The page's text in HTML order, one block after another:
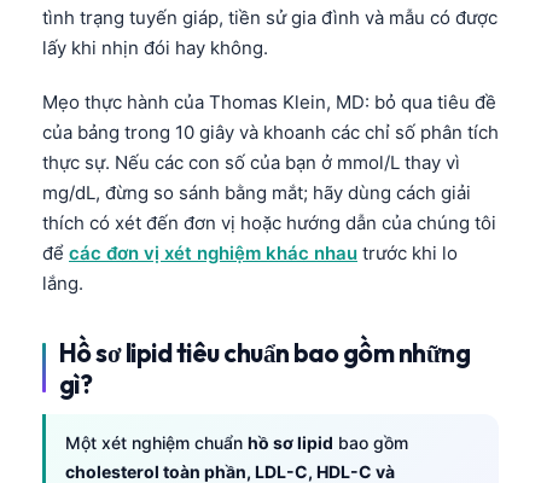
tình trạng tuyến giáp, tiền sử gia đình và mẫu có được
lấy khi nhịn đói hay không.
Mẹo thực hành của Thomas Klein, MD: bỏ qua tiêu đề
của bảng trong 10 giây và khoanh các chỉ số phân tích
thực sự. Nếu các con số của bạn ở mmol/L thay vì
mg/dL, đừng so sánh bằng mắt; hãy dùng cách giải
thích có xét đến đơn vị hoặc hướng dẫn của chúng tôi
để các đơn vị xét nghiệm khác nhau trước khi lo
lắng.
Hồ sơ lipid tiêu chuẩn bao gồm những
gì?
Một xét nghiệm chuẩn hồ sơ lipid bao gồm
cholesterol toàn phần, LDL-C, HDL-C và